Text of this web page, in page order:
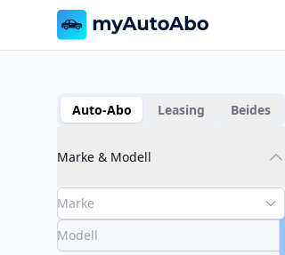
Auto-Abo Leasing Beides
Marke & Modell